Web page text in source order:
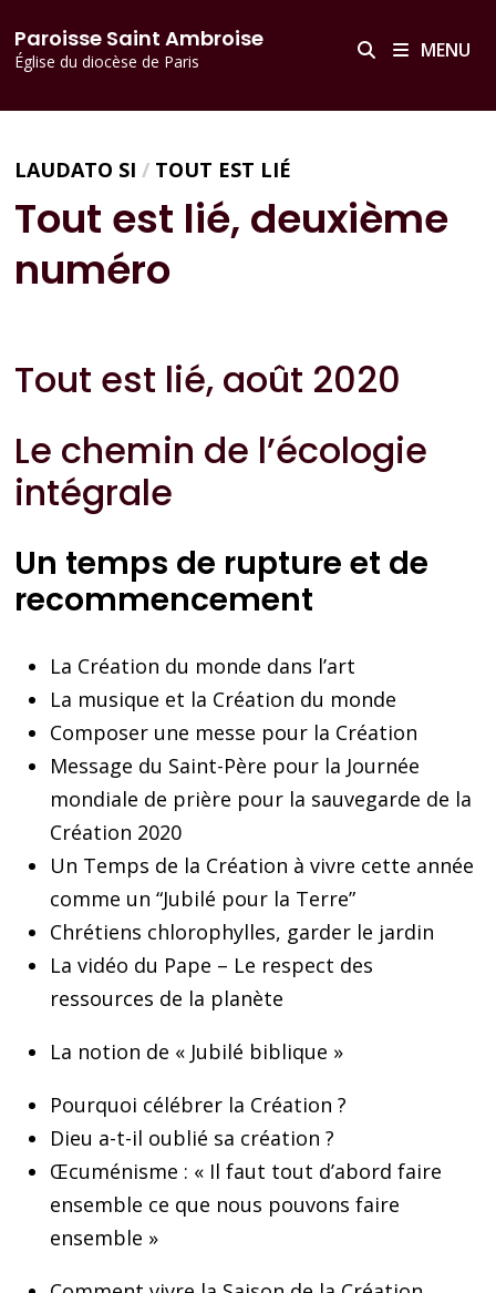
principal
au
contenu
Paroisse Saint Ambroise
Église du diocèse de Paris MENU
LAUDATO SI / TOUT EST LIÉ
Tout est lié, deuxième
numéro
Tout est lié, août 2020
Le chemin de l’écologie
intégrale
Un temps de rupture et de
recommencement
La Création du monde dans l’art
La musique et la Création du monde
Composer une messe pour la Création
Message du Saint-Père pour la Journée
mondiale de prière pour la sauvegarde de la
Création 2020
Un Temps de la Création à vivre cette année
comme un “Jubilé pour la Terre”
Chrétiens chlorophylles, garder le jardin
La vidéo du Pape – Le respect des
ressources de la planète
La notion de « Jubilé biblique »
Pourquoi célébrer la Création ?
Dieu a-t-il oublié sa création ?
Œcuménisme : « Il faut tout d’abord faire
ensemble ce que nous pouvons faire
ensemble »